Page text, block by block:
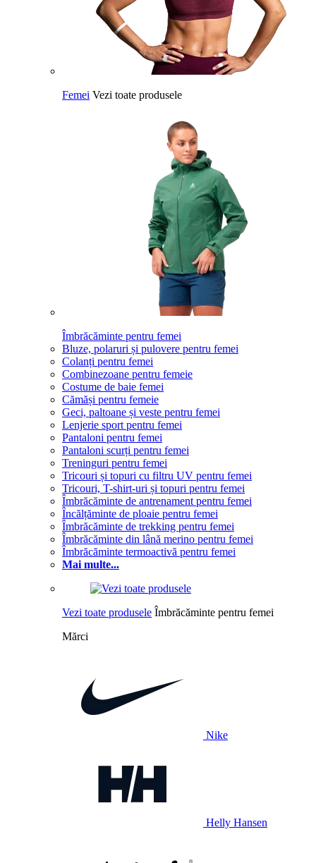
Femei Vezi toate produsele
Îmbrăcăminte pentru femei
Bluze, polaruri și pulovere pentru femei
Colanți pentru femei
Combinezoane pentru femeie
Costume de baie femei
Cămăși pentru femeie
Geci, paltoane și veste pentru femei
Lenjerie sport pentru femei
Pantaloni pentru femei
Pantaloni scurți pentru femei
Treninguri pentru femei
Tricouri și topuri cu filtru UV pentru femei
Tricouri, T-shirt-uri și topuri pentru femei
Îmbrăcăminte de antrenament pentru femei
Încălțăminte de ploaie pentru femei
Îmbrăcăminte de trekking pentru femei
Îmbrăcăminte din lână merino pentru femei
Îmbrăcăminte termoactivă pentru femei
Mai multe...
Vezi toate produsele Îmbrăcăminte pentru femei
Mărci
Nike
Helly Hansen